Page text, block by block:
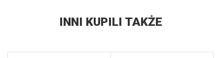
INNI KUPILI TAKŻE